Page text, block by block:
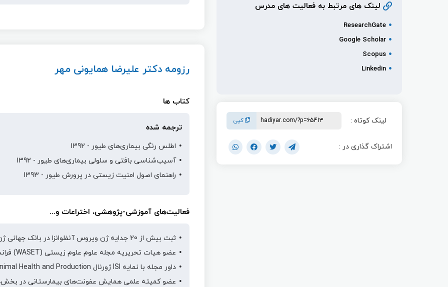
لینک های مرتبط به فعالیت های مدرس
ResearchGate
Google Scholar
Scopus
Linkedin
لینک کوتاه : کپی
اشتراک گذاری در :
رزومه دکتر علیرضا همایونی مهر
کتاب ها
ترجمه شده
اطلس رنگی بیماری‌های طیور - 1392
آسیب‌شناسی بافتی و سلولی بیماری‌های طیور - 1392
راهنمای اصول امنیت زیستی در پرورش طیور - 1393
فعالیت‌های آموزشی-پژوهشی، اختراعات و...
ثبت بيش از 20 جدايه ژن ويروس آنفلوانزا در بانک جهانی ژن (Gene Banks) آمریکا
عضو هيات تحريريه مجله علوم علوم زيستی (WASET) فرانسه
داور مجله با نمايه ISI ژورنال Tropical Animal Health and Production کشور اسکاتلند
عضو کميته علمی همايش عفونت‌های بيمارستانی در بخش‌های ويژه -